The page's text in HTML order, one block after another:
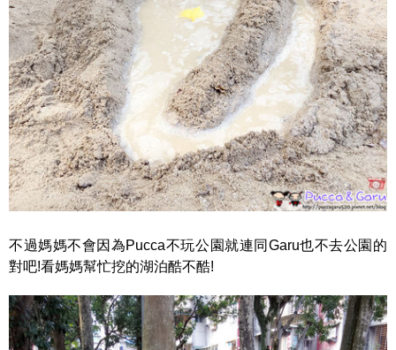
不過媽媽不會因為Pucca不玩公園就連同Garu也不去公園的
對吧!看媽媽幫忙挖的湖泊酷不酷!